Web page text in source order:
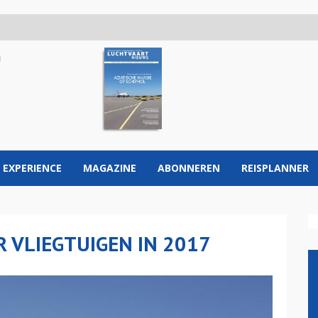
EXPERIENCE MAGAZINE ABONNEREN REISPLANNER
VLIEGTUIGEN IN 2017